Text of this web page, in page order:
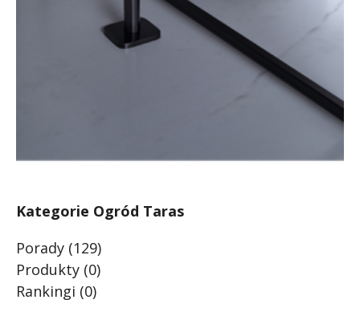
Kategorie Ogród Taras
Porady (129)
Produkty (0)
Rankingi (0)